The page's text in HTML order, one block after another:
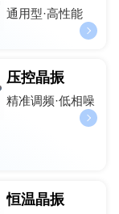
通用型·高性能
压控晶振
精准调频·低相噪
恒温晶振